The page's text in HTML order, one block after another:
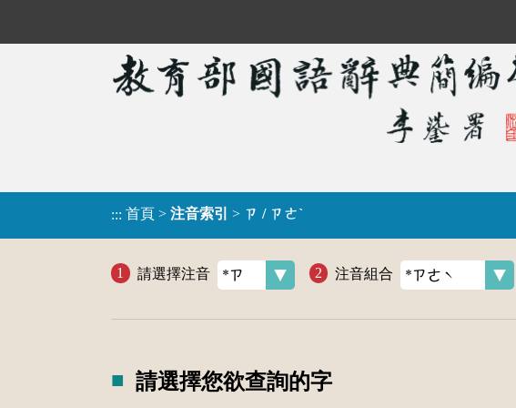
::: 首頁 > 注音索引 > ㄗ / ㄗㄜˋ
請選擇注音 注音組合
請選擇您欲查詢的字